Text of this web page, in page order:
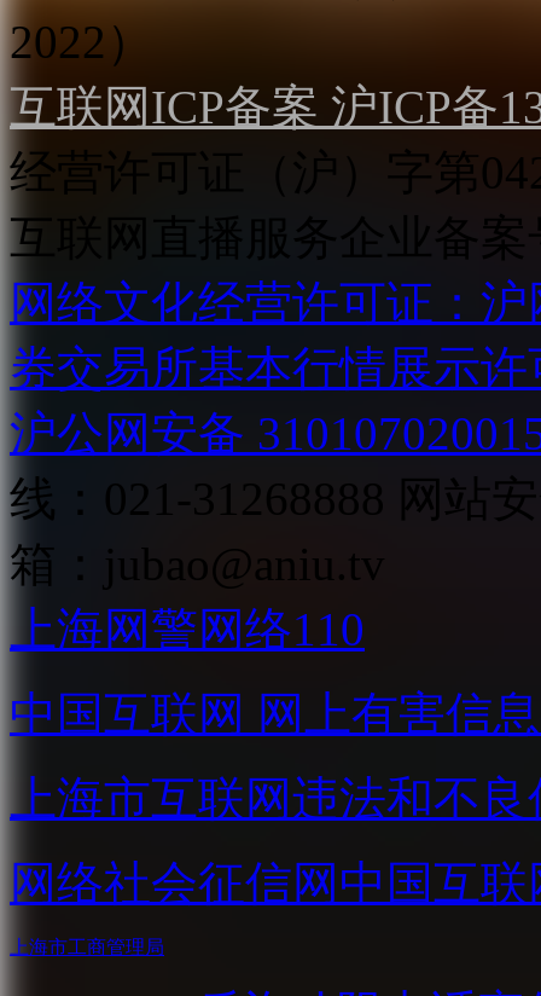
2022）
互联网ICP备案 沪ICP备
经营许可证（沪）字第
互联网直播服务企业备案
网络文化经营许可证：
券交易所基本行情展示许
沪公网安备
线：021-31268888
网站
箱： jubao@aniu.tv
上海网警网络110
中国互联网 网上有害信
上海市互联网违法和不
网络社会征信网 中国互
上海市工商管理局